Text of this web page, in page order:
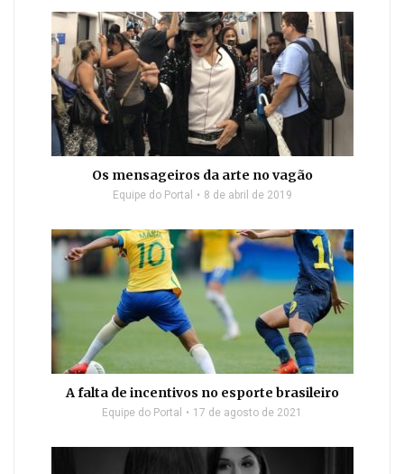
Os mensageiros da arte no vagão
Equipe do Portal 8 de abril de 2019
A falta de incentivos no esporte brasileiro
Equipe do Portal 17 de agosto de 2021